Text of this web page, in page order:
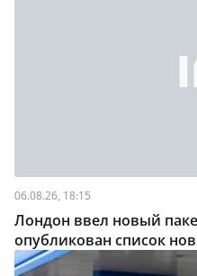
06.08.26, 18:15
Лондон ввел новый
опубликован список